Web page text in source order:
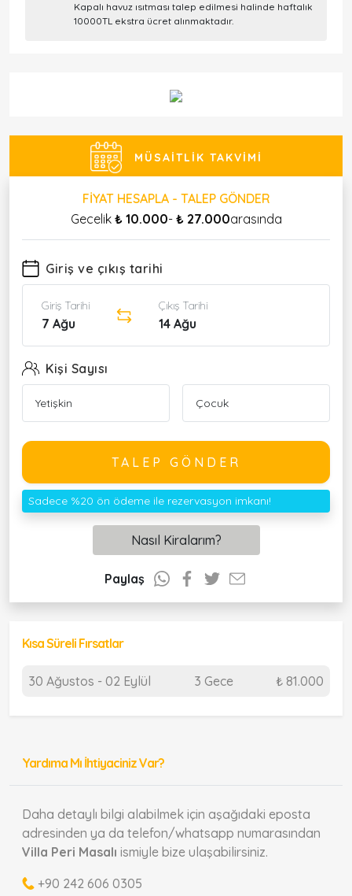
Kapalı havuz ısıtması talep edilmesi halinde haftalık
10000TL ekstra ücret alınmaktadır.
MÜSAITLIK TAKVIMI
FIYAT HESAPLA - TALEP GÖNDER
Gecelik ₺ 10.000- ₺ 27.000arasında
Giriş ve çıkış tarihi
Giriş Tarihi
7 Ağu
Çıkış Tarihi
14 Ağu
Kişi Sayısı
TALEP GÖNDER
Sadece %20 ön ödeme ile rezervasyon imkanı!
Nasıl Kiralarım?
Paylaş
Kısa Süreli Fırsatlar
30 Ağustos - 02 Eylül 3 Gece ₺ 81.000
Yardıma Mı İhtiyaciniz Var?
Daha detaylı bilgi alabilmek için aşağıdaki eposta
adresinden ya da telefon/whatsapp numarasından
Villa Peri Masalı ismiyle bize ulaşabilirsiniz.
+90 242 606 0305